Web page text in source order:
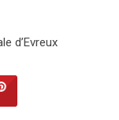
d’Evreux